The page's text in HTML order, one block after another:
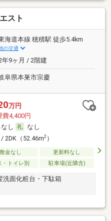
スト
海道本線 穂積駅 徒歩5.4km
の交通
年9ヶ月 / 2階建
阜県本巣市宗慶
万円
費4,400円
なし
なし
2DK（52.46m2）
敷金なし
更新料なし
・トイレ別 駐車場(近隣含)
洗面化粧台・下駄箱